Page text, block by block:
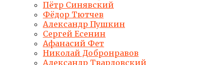
Пётр Синявский
Фёдор Тютчев
Александр Пушкин
Сергей Есенин
Афанасий Фет
Николай Добронравов
Александр Твардовский